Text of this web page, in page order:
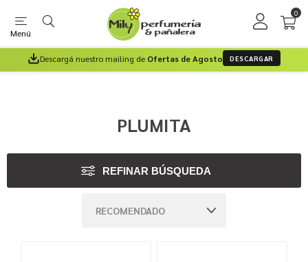
Menú
0
Descargá nuestro mailing de Ofertas de Agosto DESCARGAR
PLUMITA
REFINAR BÚSQUEDA